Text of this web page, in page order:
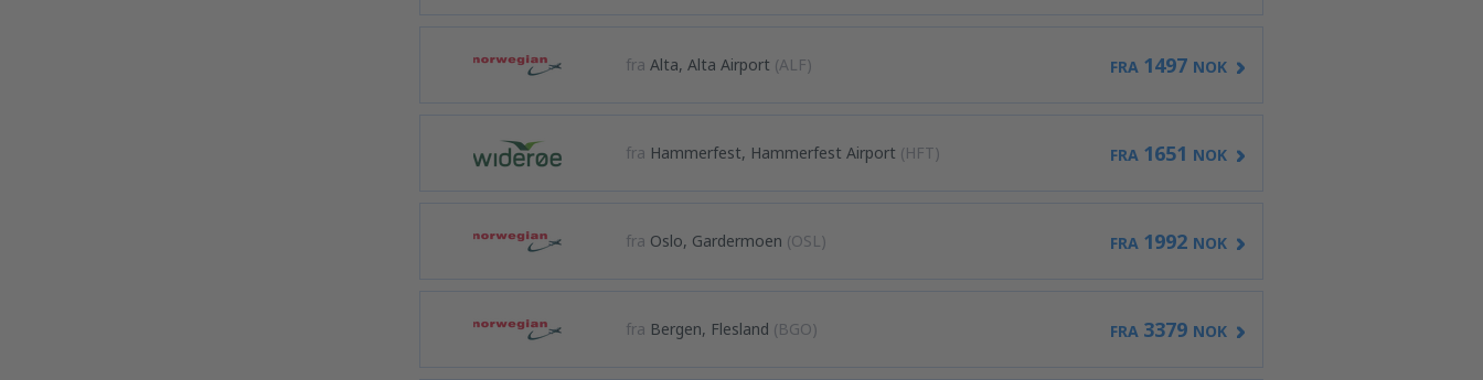
fraAlta, Alta Airport (ALF) FRA 1497 NOK
fra Hammerfest, Hammerfest Airport (HFT) FRA 1651 NOK
fra Oslo, Gardermoen (OSL) FRA 1992 NOK
fra Bergen, Flesland (BGO) FRA 3379 NOK